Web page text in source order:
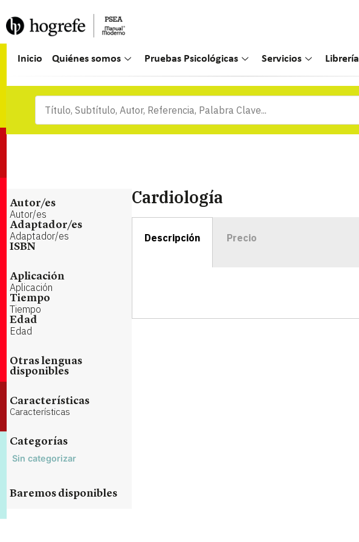
Inicio Quiénes somos Pruebas Psicológicas Servicios Librería
Autor/es
Autor/es
Adaptador/es
Adaptador/es
ISBN
Aplicación
Aplicación
Tiempo
Tiempo
Edad
Edad
Otras lenguas
disponibles
Características
Características
Categorías
Sin categorizar
Baremos disponibles
Cardiología
Descripción Precio